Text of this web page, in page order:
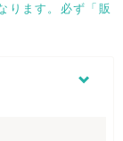
ります。必ず「販